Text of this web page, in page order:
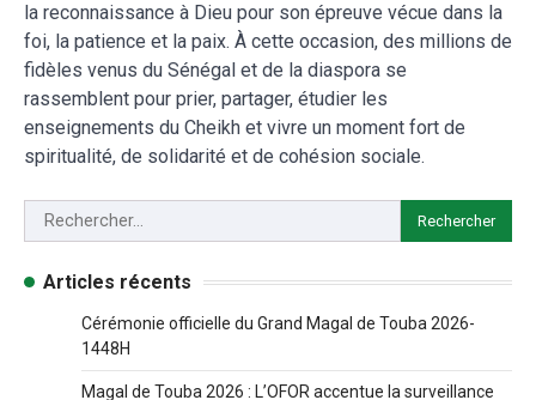
la reconnaissance à Dieu pour son épreuve vécue dans la
foi, la patience et la paix. À cette occasion, des millions de
fidèles venus du Sénégal et de la diaspora se
rassemblent pour prier, partager, étudier les
enseignements du Cheikh et vivre un moment fort de
spiritualité, de solidarité et de cohésion sociale.
Articles récents
Cérémonie officielle du Grand Magal de Touba 2026-
1448H
Magal de Touba 2026 : L’OFOR accentue la surveillance